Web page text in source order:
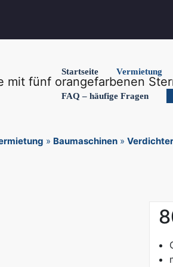
Startseite Vermietung
FAQ – häufige Fragen
» Baumaschinen » Verdichter